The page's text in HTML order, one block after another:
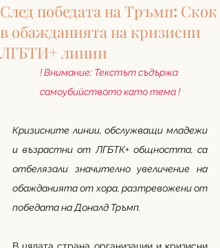
След победата на Тръмп: Скок
в обажданията на кризисни
ЛГБТИ+ линии
! Внимание: Текстът съдържа
самоубийството като тема !
Кризисните линии, обслужващи младежи
и възрастни от ЛГБТК+ общността, са
отбелязали значително увеличение на
обажданията от хора, разтревожени от
победата на Доналд Тръмп.